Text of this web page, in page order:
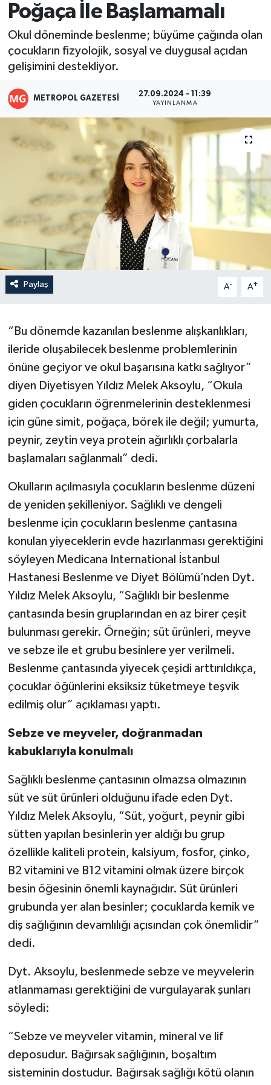
Poğaça İle Başlamamalı
Okul döneminde beslenme; büyüme çağında olan
çocukların fizyolojik, sosyal ve duygusal açıdan
gelişimini destekliyor.
METROPOL GAZETESI 27.09.2024 - 11:39
YAYINLANMA
Paylaş A- A+
“Bu dönemde kazanılan beslenme alışkanlıkları,
ileride oluşabilecek beslenme problemlerinin
önüne geçiyor ve okul başarısına katkı sağlıyor”
diyen Diyetisyen Yıldız Melek Aksoylu, “Okula
giden çocukların öğrenmelerinin desteklenmesi
için güne simit, poğaça, börek ile değil; yumurta,
peynir, zeytin veya protein ağırlıklı çorbalarla
başlamaları sağlanmalı” dedi.
Okulların açılmasıyla çocukların beslenme düzeni
de yeniden şekilleniyor. Sağlıklı ve dengeli
beslenme için çocukların beslenme çantasına
konulan yiyeceklerin evde hazırlanması gerektiğini
söyleyen Medicana International İstanbul
Hastanesi Beslenme ve Diyet Bölümü’nden Dyt.
Yıldız Melek Aksoylu, “Sağlıklı bir beslenme
çantasında besin gruplarından en az birer çeşit
bulunması gerekir. Örneğin; süt ürünleri, meyve
ve sebze ile et grubu besinlere yer verilmeli.
Beslenme çantasında yiyecek çeşidi arttırıldıkça,
çocuklar öğünlerini eksiksiz tüketmeye teşvik
edilmiş olur” açıklaması yaptı.
Sebze ve meyveler, doğranmadan
kabuklarıyla konulmalı
Sağlıklı beslenme çantasının olmazsa olmazının
süt ve süt ürünleri olduğunu ifade eden Dyt.
Yıldız Melek Aksoylu, “Süt, yoğurt, peynir gibi
sütten yapılan besinlerin yer aldığı bu grup
özellikle kaliteli protein, kalsiyum, fosfor, çinko,
B2 vitamini ve B12 vitamini olmak üzere birçok
besin öğesinin önemli kaynağıdır. Süt ürünleri
grubunda yer alan besinler; çocuklarda kemik ve
diş sağlığının devamlılığı açısından çok önemlidir”
dedi.
Dyt. Aksoylu, beslenmede sebze ve meyvelerin
atlanmaması gerektiğini de vurgulayarak şunları
söyledi:
“Sebze ve meyveler vitamin, mineral ve lif
deposudur. Bağırsak sağlığının, boşaltım
sisteminin dostudur. Bağırsak sağlığı kötü olanın
Resmi İlanlar